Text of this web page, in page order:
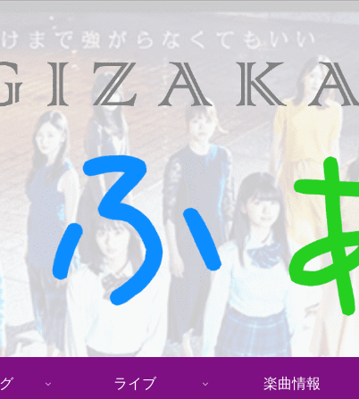
ライブ 楽曲情報